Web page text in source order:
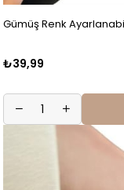
Gümüş Renk
₺39,99